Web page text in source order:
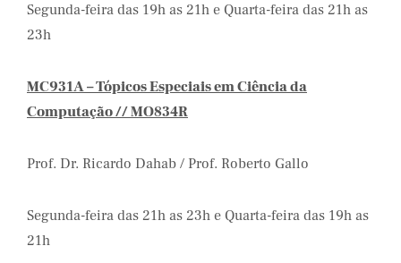
Segunda-feira das 19h as 21h e Quarta-feira das 21h as
23h
MC931A – Tópicos Especiais em Ciência da
Computação // MO834R
Prof. Dr. Ricardo Dahab / Prof. Roberto Gallo
Segunda-feira das 21h as 23h e Quarta-feira das 19h as
21h